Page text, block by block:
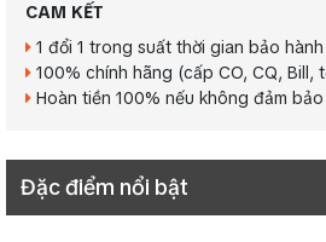
CAM KẾT
1 đổi 1 trong suất thời gian bảo hành
100% chính hãng (cấp CO, CQ, Bill,
Hoàn tiền 100% nếu không đảm
Đặc điểm nổi bật